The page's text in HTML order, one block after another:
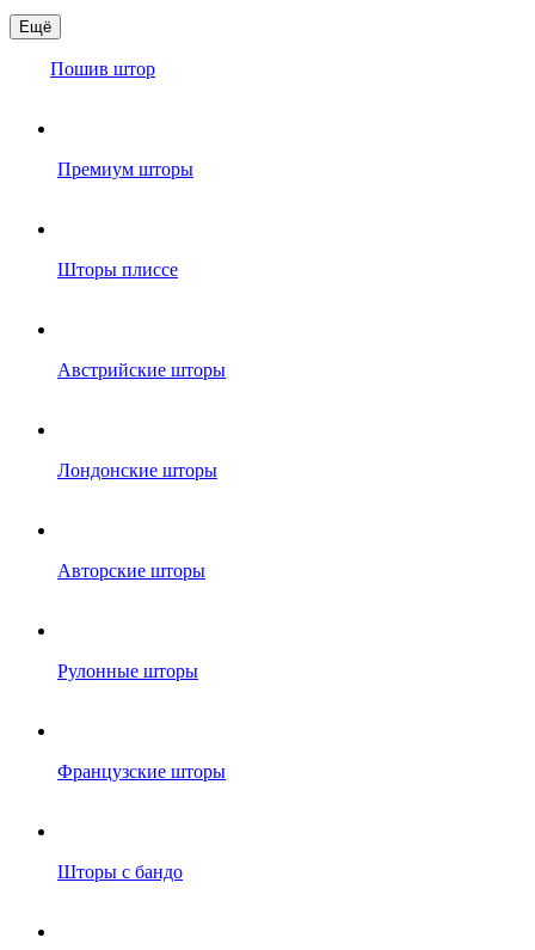
Ещё
Пошив штор
Премиум шторы
Шторы плиссе
Австрийские шторы
Лондонские шторы
Авторские шторы
Рулонные шторы
Французские шторы
Шторы с бандо